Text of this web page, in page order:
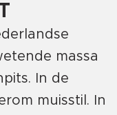
massa
In de
muisstil. In